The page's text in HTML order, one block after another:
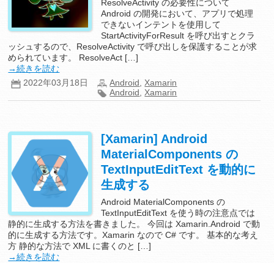
ResolveActivity の必要性について
Android の開発において、アプリで処理
できないインテントを使用して
StartActivityForResult を呼び出すとクラ
ッシュするので、ResolveActivity で呼び出しを保護することが求
められています。 ResolveAct […]
→続きを読む
2022年03月18日
Android
Xamarin
Android
Xamarin
[Xamarin] Android
MaterialComponents の
TextInputEditText を動的に
生成する
Android MaterialComponents の
TextInputEditText を使う時の注意点では
静的に生成する方法を書きました。 今回は Xamarin.Android で動
的に生成する方法です。Xamarin なので C# です。 基本的な考え
方 静的な方法で XML に書くのと […]
→続きを読む